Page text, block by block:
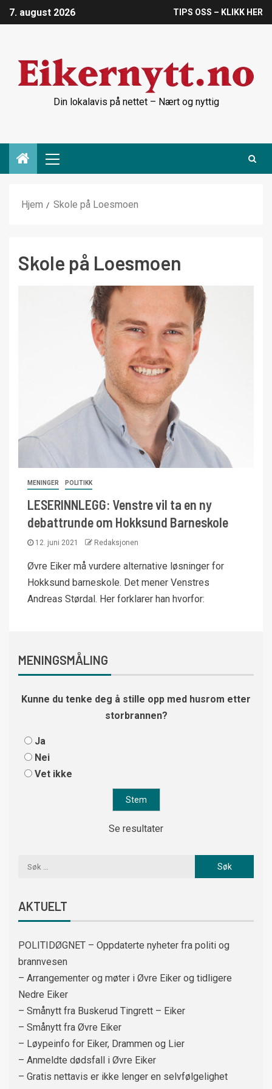
7. august 2026 TIPS OSS – KLIKK HER
Din lokalavis på nettet – Nært og nyttig
Hjem Skole på Loesmoen
Skole på Loesmoen
MENINGER POLITIKK
LESERINNLEGG: Venstre vil ta en ny
debattrunde om Hokksund Barneskole
12. juni 2021 Redaksjonen
Øvre Eiker må vurdere alternative løsninger for
Hokksund barneskole. Det mener Venstres
Andreas Størdal. Her forklarer han hvorfor:
MENINGSMÅLING
Kunne du tenke deg å stille opp med husrom etter
storbrannen?
Ja
Nei
Vet ikke
Se resultater
AKTUELT
POLITIDØGNET – Oppdaterte nyheter fra politi og
brannvesen
– Arrangementer og møter i Øvre Eiker og tidligere
Nedre Eiker
– Smånytt fra Buskerud Tingrett – Eiker
– Smånytt fra Øvre Eiker
– Løypeinfo for Eiker, Drammen og Lier
– Anmeldte dødsfall i Øvre Eiker
– Gratis nettavis er ikke lenger en selvfølgelighet